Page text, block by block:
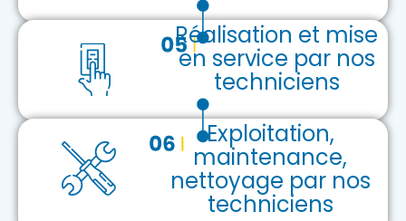
Réalisation et mise
en service par nos
techniciens
Exploitation,
maintenance,
nettoyage par nos
techniciens